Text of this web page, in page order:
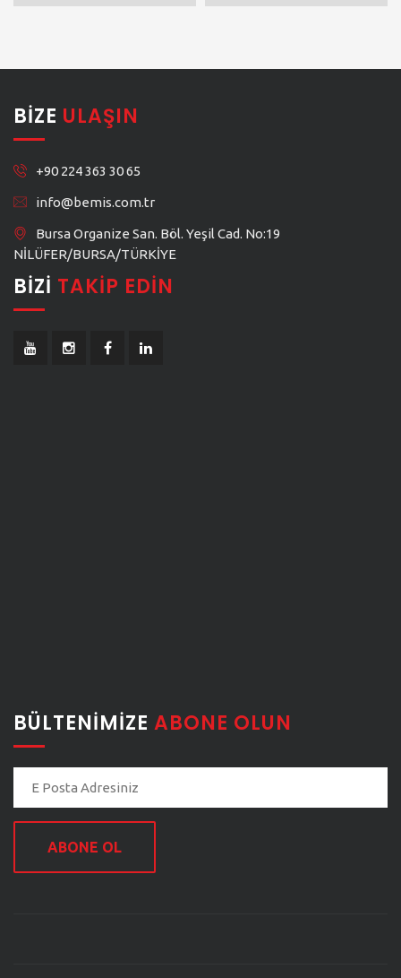
BIZE ULAŞIN
+90 224 363 30 65
info@bemis.com.tr
Bursa Organize San. Böl. Yeşil Cad. No:19
NİLÜFER/BURSA/TÜRKİYE
BIZI TAKIP EDIN
BÜLTENIMIZE ABONE OLUN
ABONE OL